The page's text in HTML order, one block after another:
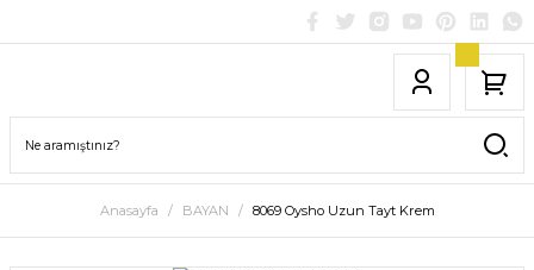
Anasayfa BAYAN 8069 Oysho Uzun Tayt Krem